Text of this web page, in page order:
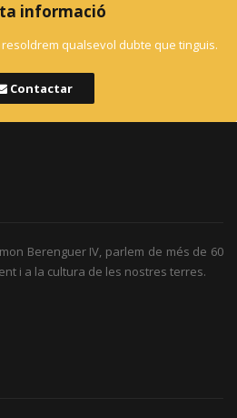
informació
qualsevol dubte que tinguis.
Contactar
Berenguer IV, parlem de més de 60
i a la cultura de les nostres terres.